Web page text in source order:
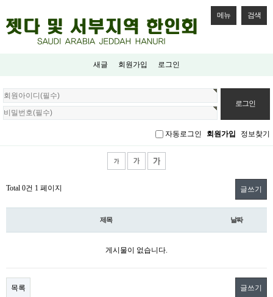
메뉴 검색
새글 회원가입 로그인
회
원
로
자동로그인 회원가입 정보찾기
Total 0건 1 페이지 글쓰기
제목 날짜
게시물이 없습니다.
목록 글쓰기